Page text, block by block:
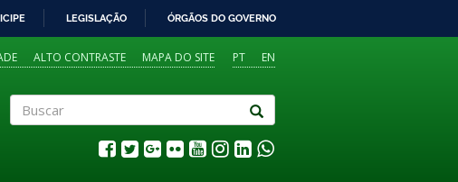
LEGISLAÇÃO ÓRGÃOS DO GOVERNO
PT EN
ALTO CONTRASTE MAPA DO SITE